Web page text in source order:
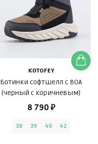
KOTOFEY
Ботинки софтшелл с BOA
(черный с коричневым)
8 790 ₽
38 39 40 42